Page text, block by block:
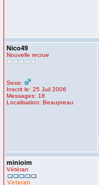
Nico49
Nouvelle recrue
Sexe:
Inscrit le: 25 Juil 2006
Messages: 18
Localisation: Beaupreau
minioim
Vétéran